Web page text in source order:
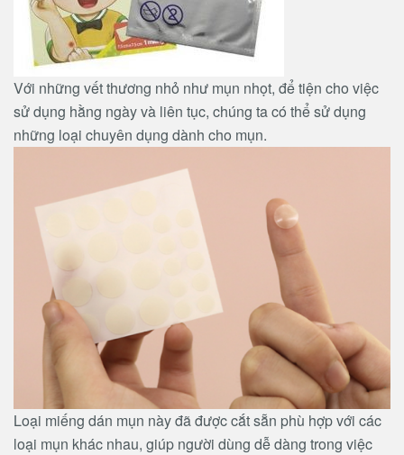
Với những vết thương nhỏ như mụn nhọt, để tiện cho việc
sử dụng hằng ngày và liên tục, chúng ta có thể sử dụng
những loại chuyên dụng dành cho mụn.
Loại miếng dán mụn này đã được cắt sẵn phù hợp với các
loại mụn khác nhau, giúp người dùng dễ dàng trong việc